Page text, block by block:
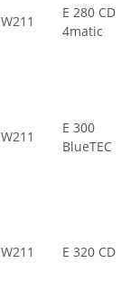
W211
E 280 CDI
4matic
W211
E 300
BlueTEC
W211 E 320 CDI